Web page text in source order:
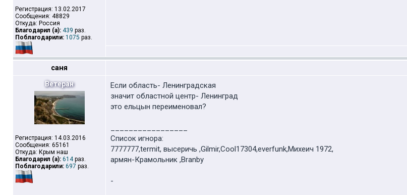
Регистрация: 13.02.2017
Сообщения: 48829
Откуда: Россия
Благодарил (а): 439 раз.
Поблагодарили: 1075 раз.
саня
Ветеран
Регистрация: 14.03.2016
Сообщения: 65161
Откуда: Крым наш
Благодарил (а): 614раз.
Поблагодарили: 697 раз.
Если область- Ленинградская
значит областной центр- Ленинград
это ельцын переименовал?
Список игнора:
7777777,termit, высеричь ,Gilmir,Cool17304,everfunk,Михеич 1972,
армян-Крамольник ,Branby
-